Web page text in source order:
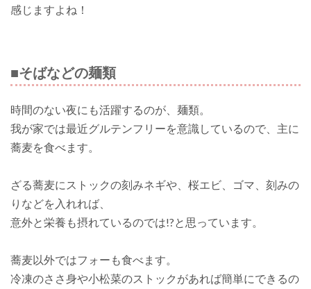
感じますよね！
■そばなどの麺類
時間のない夜にも活躍するのが、麺類。
我が家では最近グルテンフリーを意識しているので、主に
蕎麦を食べます。
ざる蕎麦にストックの刻みネギや、桜エビ、ゴマ、刻みの
りなどを入れれば、
意外と栄養も摂れているのでは!?と思っています。
蕎麦以外ではフォーも食べます。
冷凍のささ身や小松菜のストックがあれば簡単にできるの